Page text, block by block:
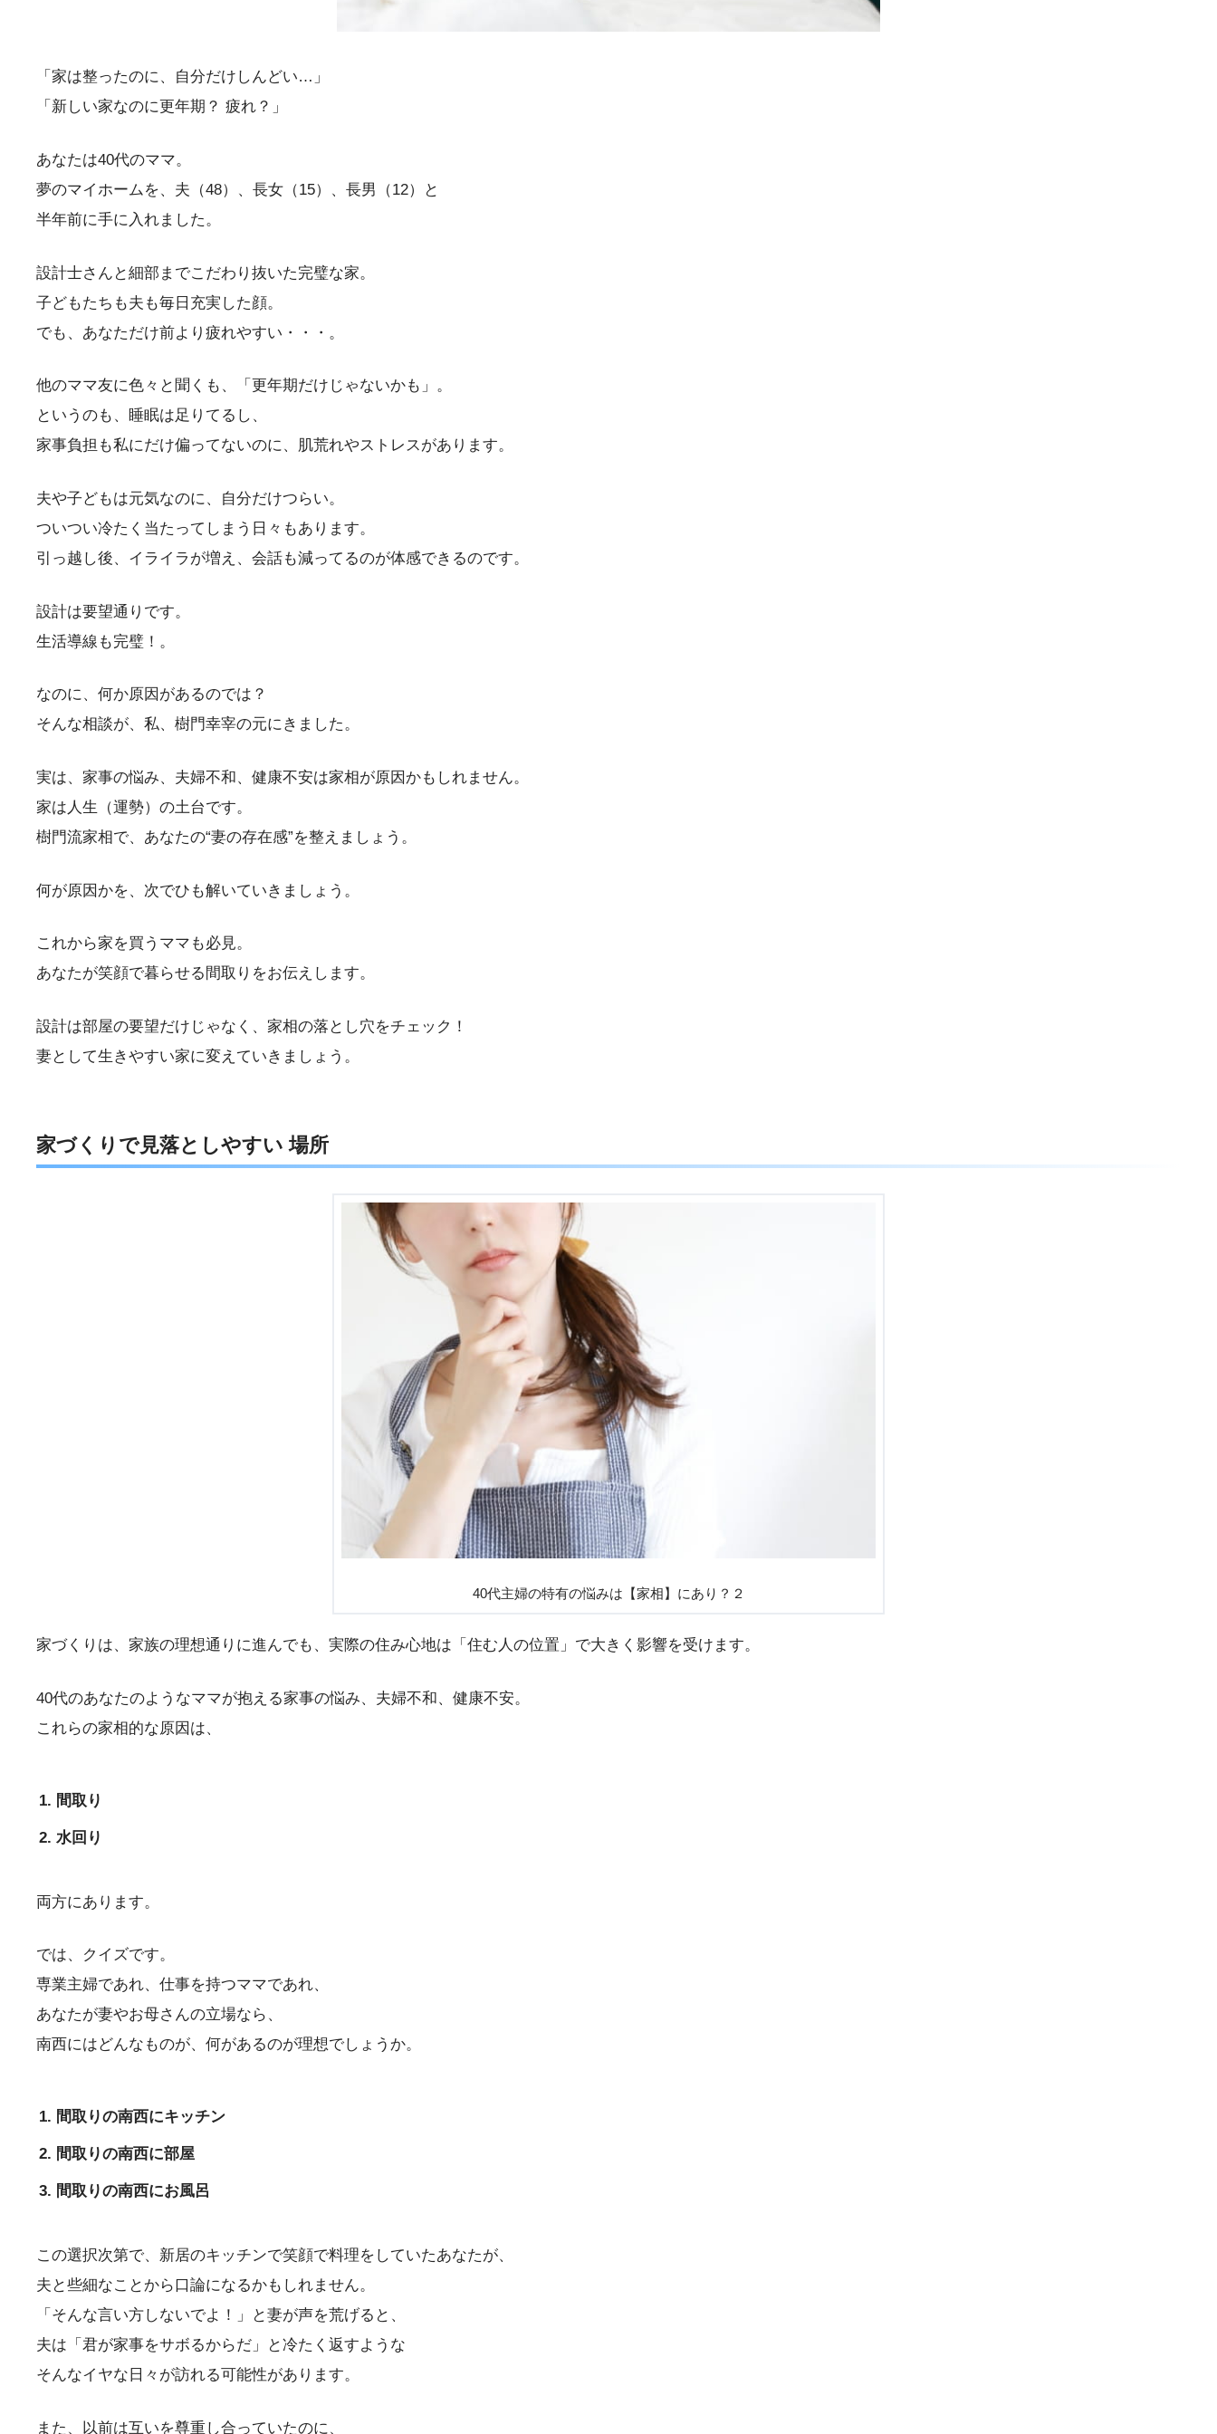
「家は整ったのに、自分だけしんどい…」
「新しい家なのに更年期？ 疲れ？」
あなたは40代のママ。
夢のマイホームを、夫（48）、長女（15）、長男（12）と
半年前に手に入れました。
設計士さんと細部までこだわり抜いた完璧な家。
子どもたちも夫も毎日充実した顔。
でも、あなただけ前より疲れやすい・・・。
他のママ友に色々と聞くも、「更年期だけじゃないかも」。
というのも、睡眠は足りてるし、
家事負担も私にだけ偏ってないのに、肌荒れやストレスがあります。
夫や子どもは元気なのに、自分だけつらい。
ついつい冷たく当たってしまう日々もあります。
引っ越し後、イライラが増え、会話も減ってるのが体感できるのです。
設計は要望通りです。
生活導線も完璧！。
なのに、何か原因があるのでは？
そんな相談が、私、樹門幸宰の元にきました。
実は、家事の悩み、夫婦不和、健康不安は家相が原因かもしれません。
家は人生（運勢）の土台です。
樹門流家相で、あなたの“妻の存在感”を整えましょう。
何が原因かを、次でひも解いていきましょう。
これから家を買うママも必見。
あなたが笑顔で暮らせる間取りをお伝えします。
設計は部屋の要望だけじゃなく、家相の落とし穴をチェック！
妻として生きやすい家に変えていきましょう。
家づくりで見落としやすい 場所
40代主婦の特有の悩みは【家相】にあり？２
家づくりは、家族の理想通りに進んでも、実際の住み心地は「住む人の位置」で大きく影響を受けます。
40代のあなたのようなママが抱える家事の悩み、夫婦不和、健康不安。
これらの家相的な原因は、
間取り
水回り
両方にあります。
では、クイズです。
専業主婦であれ、仕事を持つママであれ、
あなたが妻やお母さんの立場なら、
南西にはどんなものが、何があるのが理想でしょうか。
間取りの南西にキッチン
間取りの南西に部屋
間取りの南西にお風呂
この選択次第で、新居のキッチンで笑顔で料理をしていたあなたが、
夫と些細なことから口論になるかもしれません。
「そんな言い方しないでよ！」と妻が声を荒げると、
夫は「君が家事をサボるからだ」と冷たく返すような
そんなイヤな日々が訪れる可能性があります。
また、以前は互いを尊重し合っていたのに、